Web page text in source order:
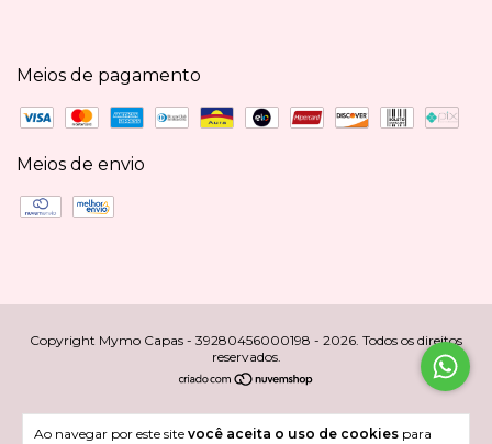
Ao navegar por este site você aceita o uso de cookies para
Meios de pagamento
Meios de envio
Copyright Mymo Capas - 39280456000198 - 2026. Todos os direitos
reservados.